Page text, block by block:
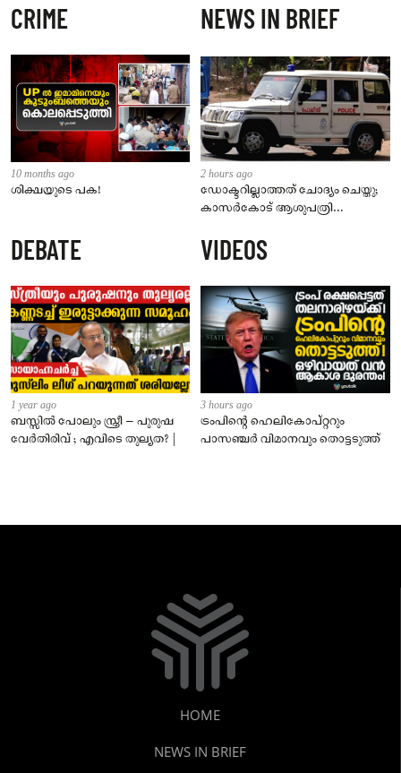
CRIME
10 months ago
ശിക്ഷയുടെ പക!
NEWS IN BRIEF
2 hours ago
ഡോക്ടറില്ലാത്തത് ചോദ്യം ചെയ്തു;
കാസർകോട് ആശുപത്രി
നാട്ടുകാർക്കെതിരെ കേസ്
DEBATE
1 year ago
ബസ്സിൽ പോലും സ്ത്രീ – പുരുഷ
വേർതിരിവ് ; എവിടെ തുല്യത? |
VIDEOS
3 hours ago
ട്രംപിന്റെ ഹെലികോപ്റ്ററും
പാസഞ്ചര്‍ വിമാനവും തൊട്ടടുത്ത്
HOME
NEWS IN BRIEF